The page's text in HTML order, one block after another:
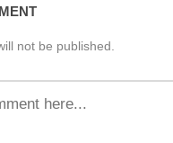
not be published.